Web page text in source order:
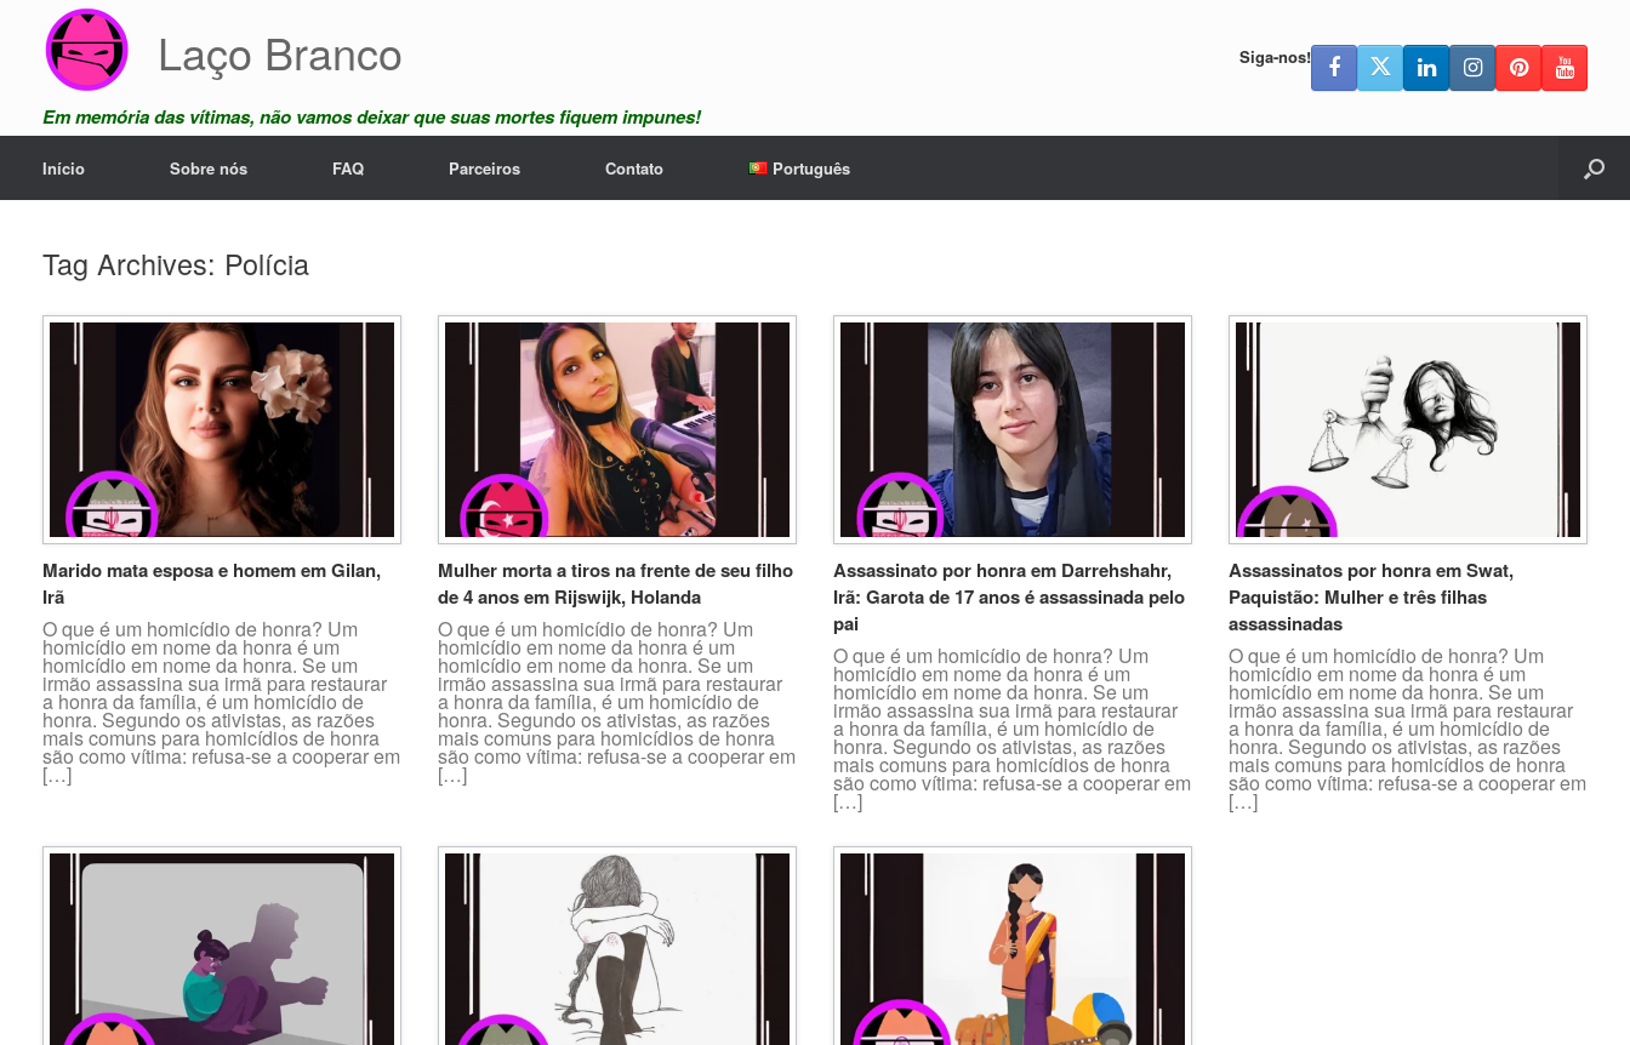
content
Laço Branco
Em memória das vítimas, não vamos deixar que suas mortes fiquem impunes!
Siga-nos!
Início Sobre nós FAQ Parceiros Contato Português
Tag Archives: Polícia
Marido mata esposa e homem em Gilan,
Irã
O que é um homicídio de honra? Um
homicídio em nome da honra é um
homicídio em nome da honra. Se um
irmão assassina sua irmã para restaurar
a honra da família, é um homicídio de
honra. Segundo os ativistas, as razões
mais comuns para homicídios de honra
são como vítima: refusa-se a cooperar em
[…]
Mulher morta a tiros na frente de seu filho
de 4 anos em Rijswijk, Holanda
O que é um homicídio de honra? Um
homicídio em nome da honra é um
homicídio em nome da honra. Se um
irmão assassina sua irmã para restaurar
a honra da família, é um homicídio de
honra. Segundo os ativistas, as razões
mais comuns para homicídios de honra
são como vítima: refusa-se a cooperar em
[…]
Assassinato por honra em Darrehshahr,
Irã: Garota de 17 anos é assassinada pelo
pai
O que é um homicídio de honra? Um
homicídio em nome da honra é um
homicídio em nome da honra. Se um
irmão assassina sua irmã para restaurar
a honra da família, é um homicídio de
honra. Segundo os ativistas, as razões
mais comuns para homicídios de honra
são como vítima: refusa-se a cooperar em
[…]
Assassinatos por honra em Swat,
Paquistão: Mulher e três filhas
assassinadas
O que é um homicídio de honra? Um
homicídio em nome da honra é um
homicídio em nome da honra. Se um
irmão assassina sua irmã para restaurar
a honra da família, é um homicídio de
honra. Segundo os ativistas, as razões
mais comuns para homicídios de honra
são como vítima: refusa-se a cooperar em
[…]